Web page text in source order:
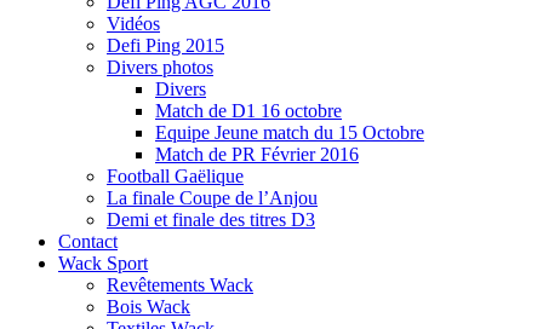
Vidéos
Defi Ping 2015
Divers photos
Divers
Match de D1 16 octobre
Equipe Jeune match du 15 Octobre
Match de PR Février 2016
Football Gaëlique
La finale Coupe de l’Anjou
Demi et finale des titres D3
Contact
Wack Sport
Revêtements Wack
Bois Wack